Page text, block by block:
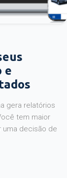
e
gera relatórios
tem maior
uma decisão de